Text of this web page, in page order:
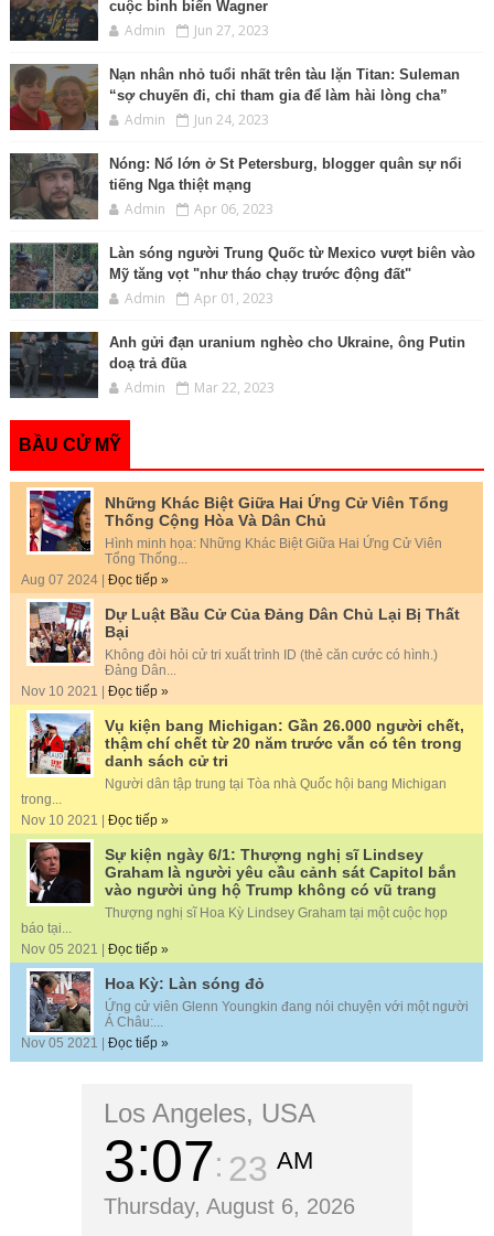
cuộc binh biến Wagner
Admin Jun 27, 2023
Nạn nhân nhỏ tuổi nhất trên tàu lặn Titan: Suleman
“sợ chuyến đi, chỉ tham gia để làm hài lòng cha”
Admin Jun 24, 2023
Nóng: Nổ lớn ở St Petersburg, blogger quân sự nổi
tiếng Nga thiệt mạng
Admin Apr 06, 2023
Làn sóng người Trung Quốc từ Mexico vượt biên vào
Mỹ tăng vọt "như tháo chạy trước động đất"
Admin Apr 01, 2023
Anh gửi đạn uranium nghèo cho Ukraine, ông Putin
doạ trả đũa
Admin Mar 22, 2023
BẦU CỬ MỸ
Những Khác Biệt Giữa Hai Ứng Cử Viên Tổng
Thống Cộng Hòa Và Dân Chủ
Hình minh họa: Những Khác Biệt Giữa Hai Ứng Cử Viên
Tổng Thống...
Aug 07 2024 | Đọc tiếp »
Dự Luật Bầu Cử Của Đảng Dân Chủ Lại Bị Thất
Bại
Không đòi hỏi cử tri xuất trình ID (thẻ căn cước có hình.)
Đảng Dân...
Nov 10 2021 | Đọc tiếp »
Vụ kiện bang Michigan: Gần 26.000 người chết,
thậm chí chết từ 20 năm trước vẫn có tên trong
danh sách cử tri
Người dân tập trung tại Tòa nhà Quốc hội bang Michigan
trong...
Nov 10 2021 | Đọc tiếp »
Sự kiện ngày 6/1: Thượng nghị sĩ Lindsey
Graham là người yêu cầu cảnh sát Capitol bắn
vào người ủng hộ Trump không có vũ trang
Thượng nghị sĩ Hoa Kỳ Lindsey Graham tại một cuộc họp
báo tại...
Nov 05 2021 | Đọc tiếp »
Hoa Kỳ: Làn sóng đỏ
Ứng cử viên Glenn Youngkin đang nói chuyện với một người
Á Châu:...
Nov 05 2021 | Đọc tiếp »
Los Angeles, USA
3 07 24 AM
Thursday, August 6, 2026